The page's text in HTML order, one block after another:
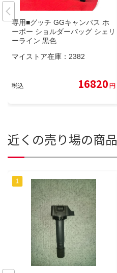
専用■グッチ GGキャンバス ホ
ーボー ショルダーバッグ シェリ
ーライン 黒色
マイストア在庫： 2382
税込 16820円
近くの売り場の商品